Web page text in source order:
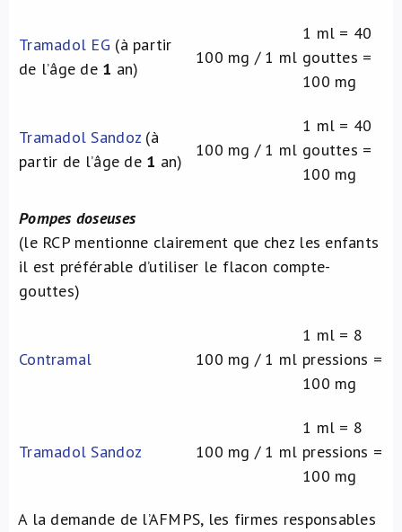
Tramadol EG (à partir
de l’âge de 1 an)
100 mg / 1 ml
1 ml = 40
gouttes =
100 mg
Tramadol Sandoz (à
partir de l’âge de 1 an)
100 mg / 1 ml
1 ml = 40
gouttes =
100 mg
Pompes doseuses
(le RCP mentionne clairement que chez les enfants
il est préférable d’utiliser le flacon compte-
gouttes)
Contramal 100 mg / 1 ml
1 ml = 8
pressions =
100 mg
Tramadol Sandoz 100 mg / 1 ml
1 ml = 8
pressions =
100 mg
A la demande de l’AFMPS, les firmes responsables